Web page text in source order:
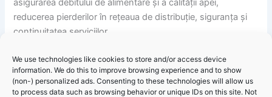
We use technologies like cookies to store and/or access device
information. We do this to improve browsing experience and to show
(non-) personalized ads. Consenting to these technologies will allow us
to process data such as browsing behavior or unique IDs on this site. Not
asigurarea debitului de alimentare și a calității apei,
reducerea pierderilor în rețeaua de distribuție, siguranța și
continuitatea serviciilor.
Informare Publică: Atenție, începând cu data de 30
septembrie, vor demara lucrările în zona intersecției de la
Delfinariu!